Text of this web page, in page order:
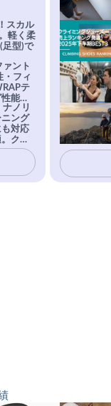
スカル
軽く柔
足型)で
ント
・フィ
テ
能を
TRAX
ドに
ノリ
ング
対応
クラ
。